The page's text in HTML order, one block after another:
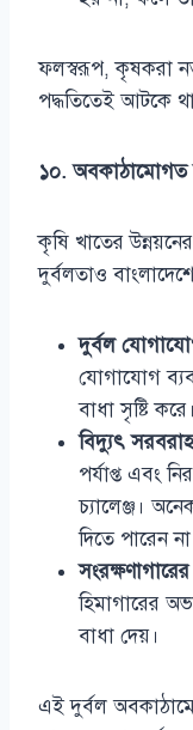
ফলস্বরূপ, কৃষকরা
পদ্ধতিতেই আটকে
১০. অবকাঠামোগত
কৃষি খাতের
দুর্বলতাও
দুর্বল
যোগাযোগ
বাধা সৃষ্টি করে।
বিদ্যুৎ
পর্যাপ্ত এবং
চ্যালেঞ্জ।
দিতে পারেন
হিমাগারের
বাধা দেয়।
এই দুর্বল